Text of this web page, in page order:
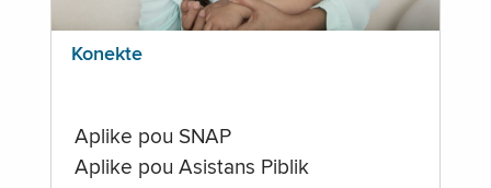
Konekte
Aplike pou SNAP
Aplike pou Asistans Piblik